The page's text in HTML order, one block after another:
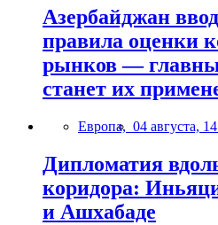
Азербайджан
правила оценки
рынков —
станет их
Европа, 04 августа,
Дипломатия
коридора:
и Ашхабаде